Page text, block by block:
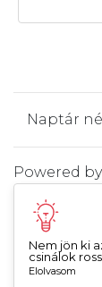
Naptár
Powered by
Nem jön ki
csinálok
Elolvasom